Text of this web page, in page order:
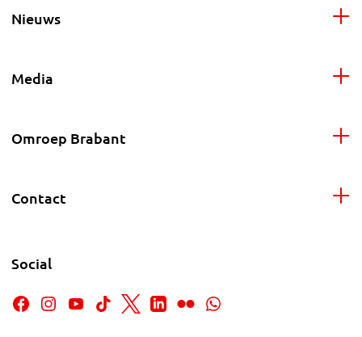
Nieuws
Media
Omroep Brabant
Contact
Social